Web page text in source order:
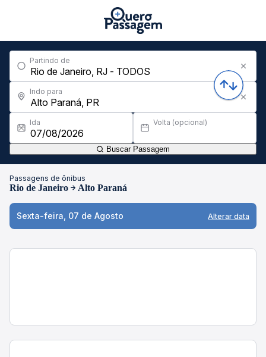
Partindo de
Indo para
Ida Volta (opcional)
Buscar Passagem
Passagens de ônibus
Rio de Janeiro Alto Paraná
Sexta-feira, 07 de Agosto Alterar data